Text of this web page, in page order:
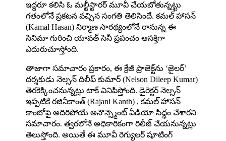
ఇద్దరూ కలిసి ఓ మల్టీస్టారర్ మూవీ చేయబోతున్నట్టు
గతంలోనే ప్రకటన వచ్చిన సంగతి తెలిసిందే. కమల్‌ హాసన్‌
(Kamal Hasan) నిర్మాణ సారథ్యంలోనే రానున్న ఈ
సినిమా గురించి యావత్ సినీ ప్రపంచం ఆసక్తిగా
ఎదురుచూస్తోంది.
తాజాగా సమాచారం ప్రకారం, ఈ క్రేజీ ప్రాజెక్ట్‌ను ‘జైలర్’
దర్శకుడు నెల్సన్ దిలీప్ కుమార్ (Nelson Dileep Kumar)
తెరకెక్కించనున్నట్లు టాక్ వినిపిస్తోంది. డైరెక్టర్ నెల్సన్
ఇప్పటికే రజినీకాంత్ (Rajani Kanth) , కమల్ హాసన్
కాంబోపై అదిరిపోయే అనౌన్స్మెంట్ వీడియో సిద్ధం చేశారని
సమాచారం. త్వరలోనే అధికారికంగా రిలీజ్ చేయనున్నట్లు
తెలుస్తోంది. అయితే ఈ మూవీ రెగ్యులర్ షూటింగ్